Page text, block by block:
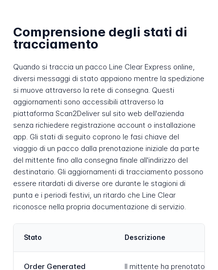
Comprensione degli stati di
tracciamento
Quando si traccia un pacco Line Clear Express online,
diversi messaggi di stato appaiono mentre la spedizione
si muove attraverso la rete di consegna. Questi
aggiornamenti sono accessibili attraverso la
piattaforma Scan2Deliver sul sito web dell'azienda
senza richiedere registrazione account o installazione
app. Gli stati di seguito coprono le fasi chiave del
viaggio di un pacco dalla prenotazione iniziale da parte
del mittente fino alla consegna finale all'indirizzo del
destinatario. Gli aggiornamenti di tracciamento possono
essere ritardati di diverse ore durante le stagioni di
punta e i periodi festivi, un ritardo che Line Clear
riconosce nella propria documentazione di servizio.
Stato Descrizione
Order Generated Il mittente ha prenotato la